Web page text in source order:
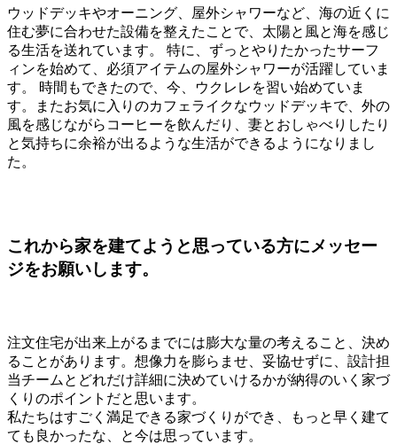
ウッドデッキやオーニング、屋外シャワーなど、海の近くに
住む夢に合わせた設備を整えたことで、太陽と風と海を感じ
る生活を送れています。 特に、ずっとやりたかったサーフ
ィンを始めて、必須アイテムの屋外シャワーが活躍していま
す。 時間もできたので、今、ウクレレを習い始めていま
す。またお気に入りのカフェライクなウッドデッキで、外の
風を感じながらコーヒーを飲んだり、妻とおしゃべりしたり
と気持ちに余裕が出るような生活ができるようになりまし
た。
これから家を建てようと思っている方にメッセー
ジをお願いします。
注文住宅が出来上がるまでには膨大な量の考えること、決め
ることがあります。想像力を膨らませ、妥協せずに、設計担
当チームとどれだけ詳細に決めていけるかが納得のいく家づ
くりのポイントだと思います。
私たちはすごく満足できる家づくりができ、もっと早く建て
ても良かったな、と今は思っています。